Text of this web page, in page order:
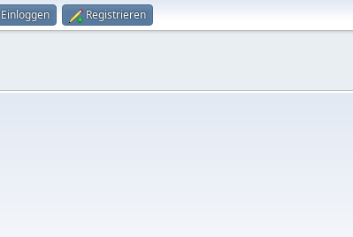
Einloggen Registrieren